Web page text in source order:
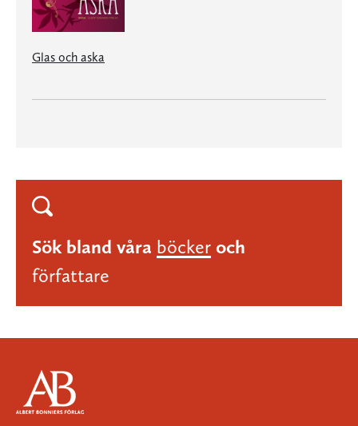
Glas och aska
Sök bland våra böcker och
författare